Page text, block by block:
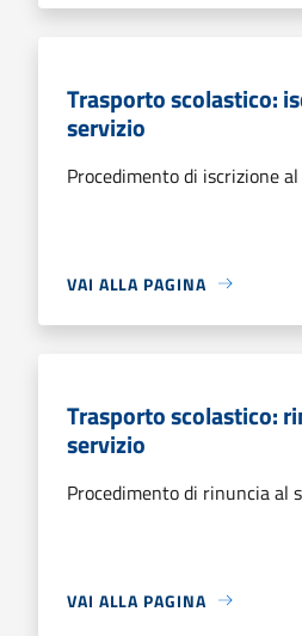
Trasporto scolastico:
servizio
Procedimento di iscrizione
VAI ALLA PAGINA
Trasporto scolastico:
servizio
Procedimento di rinuncia al
VAI ALLA PAGINA